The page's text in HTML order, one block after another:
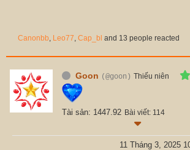
Canonbb Leo77 Cap_bl and 13 people reacted
Goon (@goon) Thiếu niên
Tài sản: 1447.92 Bài viết: 114
11 Tháng 3, 2025